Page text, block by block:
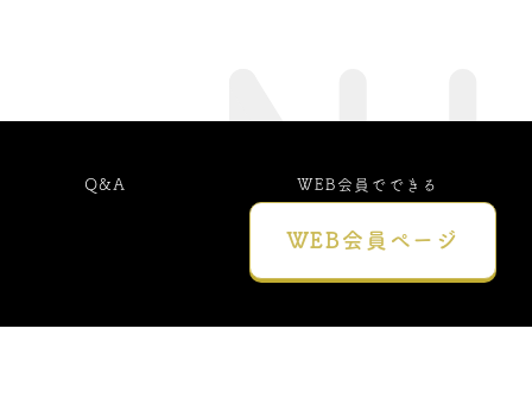
WEB会員 ページ
Q&A
WEB会員でできる